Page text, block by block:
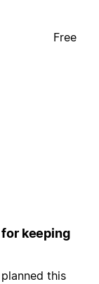
Free
keeping
this